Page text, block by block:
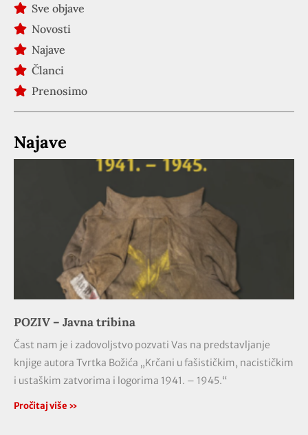
Sve objave
Novosti
Najave
Članci
Prenosimo
Najave
POZIV – Javna tribina
Čast nam je i zadovoljstvo pozvati Vas na predstavljanje
knjige autora Tvrtka Božića „Krčani u fašističkim, nacističkim
i ustaškim zatvorima i logorima 1941. – 1945.“
Pročitaj više »